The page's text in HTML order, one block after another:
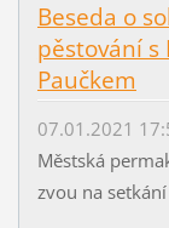
Beseda o
pěstování
Paučkem
07.01.2021
Městská
zvou na